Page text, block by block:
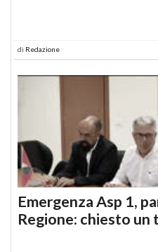
di Redazione
Emergenza Asp 1,
Regione: chiesto